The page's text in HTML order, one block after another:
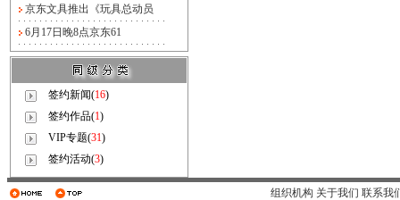
京东文具推出《玩具总动员
6月17日晚8点京东61
签约新闻(16)
签约作品(1)
VIP专题(31)
签约活动(3)
组织机构 关于我们 联系我